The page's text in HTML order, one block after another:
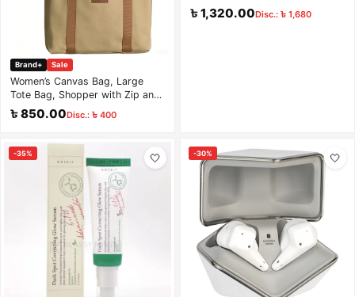
Brand+ Sale
Women’s Canvas Bag, Large
Tote Bag, Shopper with Zip and
16 Inch Laptop Compartment,
Waterproof Cotton Fabric Bag
Shopping and Travel, Khaki Bag
৳ 850.00Disc.: ৳ 400
Peeler for Grapes Garlic Jujube
Small Fruits
৳ 1,320.00Disc.: ৳ 1,680
-35% 🤍 -30% 🤍